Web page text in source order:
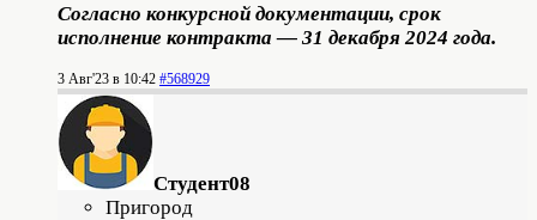
Согласно конкурсной документации, срок
исполнение контракта — 31 декабря 2024 года.
3 Авг'23 в 10:42 #568929
Студент08
Пригород